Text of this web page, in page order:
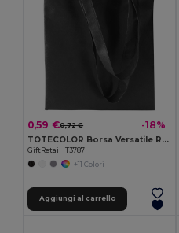
0,59 €0,72 € -18%
TOTECOLOR Borsa Versatile Riutilizzabile per la Spesa e da Spiaggia
GiftRetail IT3787
+11 Colori
Aggiungi al carrello